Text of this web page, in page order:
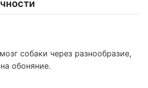
собаки через разнообразие,
обоняние.